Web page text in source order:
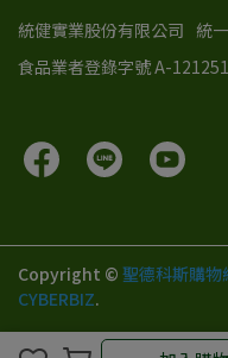
統健實業股份有限公司 統
食品業者登錄字號 A-
Copyright © 聖德科斯購物
CYBERBIZ.